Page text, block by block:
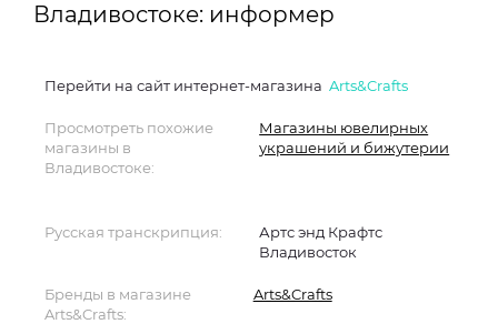
Владивостоке: информер
Перейти на сайт интернет-магазина Arts&Crafts
Просмотреть похожие
магазины в
Владивостоке:
Магазины ювелирных
украшений и бижутерии
Русская транскрипция:
Артс энд Крафтс
Владивосток
Бренды в магазине
Arts&Crafts:
Arts&Crafts